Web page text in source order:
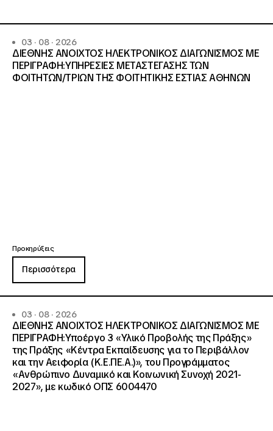
03 · 08 · 2026
ΔΙΕΘΝΗΣ ΑΝΟΙΧΤΟΣ ΗΛΕΚΤΡΟΝΙΚΟΣ ΔΙΑΓΩΝΙΣΜΟΣ ΜΕ
ΠΕΡΙΓΡΑΦΗ:ΥΠΗΡΕΣΙΕΣ METAΣΤΕΓΑΣΗΣ ΤΩΝ
ΦΟΙΤΗΤΩΝ/ΤΡΙΩΝ ΤΗΣ ΦΟΙΤΗΤΙΚΗΣ ΕΣΤΙΑΣ ΑΘΗΝΩΝ
Προκηρύξεις
Περισσότερα
03 · 08 · 2026
ΔΙΕΘΝΗΣ ΑΝΟΙΧΤΟΣ ΗΛΕΚΤΡΟΝΙΚΟΣ ΔΙΑΓΩΝΙΣΜΟΣ ΜΕ
ΠΕΡΙΓΡΑΦΗ:Υποέργο 3 «Υλικό Προβολής της Πράξης»
της Πράξης «Κέντρα Εκπαίδευσης για το Περιβάλλον
και την Αειφορία (Κ.Ε.ΠΕ.Α.)», του Προγράμματος
«Ανθρώπινο Δυναμικό και Κοινωνική Συνοχή 2021-
2027», με κωδικό ΟΠΣ 6004470